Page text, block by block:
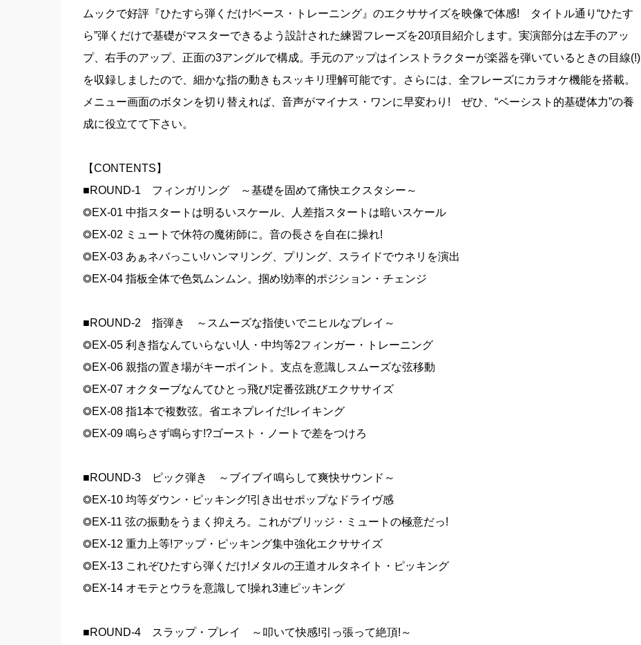
ムックで好評『ひたすら弾くだけ!ベース・トレーニング』のエクササイズを映像で体感! タイトル通り“ひたす
ら”弾くだけで基礎がマスターできるよう設計された練習フレーズを20項目紹介します。実演部分は左手のアッ
プ、右手のアップ、正面の3アングルで構成。手元のアップはインストラクターが楽器を弾いているときの目線(!)
を収録しましたので、細かな指の動きもスッキリ理解可能です。さらには、全フレーズにカラオケ機能を搭載。
メニュー画面のボタンを切り替えれば、音声がマイナス・ワンに早変わり! ぜひ、“ベーシスト的基礎体力”の養
成に役立てて下さい。
【CONTENTS】
■ROUND-1 フィンガリング ～基礎を固めて痛快エクスタシー～
◎EX-01 中指スタートは明るいスケール、人差指スタートは暗いスケール
◎EX-02 ミュートで休符の魔術師に。音の長さを自在に操れ!
◎EX-03 あぁネバっこい!ハンマリング、プリング、スライドでウネリを演出
◎EX-04 指板全体で色気ムンムン。掴め!効率的ポジション・チェンジ
■ROUND-2 指弾き ～スムーズな指使いでニヒルなプレイ～
◎EX-05 利き指なんていらない!人・中均等2フィンガー・トレーニング
◎EX-06 親指の置き場がキーポイント。支点を意識しスムーズな弦移動
◎EX-07 オクターブなんてひとっ飛び!定番弦跳びエクササイズ
◎EX-08 指1本で複数弦。省エネプレイだ!レイキング
◎EX-09 鳴らさず鳴らす!?ゴースト・ノートで差をつけろ
■ROUND-3 ピック弾き ～ブイブイ鳴らして爽快サウンド～
◎EX-10 均等ダウン・ピッキング!引き出せポップなドライヴ感
◎EX-11 弦の振動をうまく抑えろ。これがブリッジ・ミュートの極意だっ!
◎EX-12 重力上等!アップ・ピッキング集中強化エクササイズ
◎EX-13 これぞひたすら弾くだけ!メタルの王道オルタネイト・ピッキング
◎EX-14 オモテとウラを意識して!操れ3連ピッキング
■ROUND-4 スラップ・プレイ ～叩いて快感!引っ張って絶頂!～